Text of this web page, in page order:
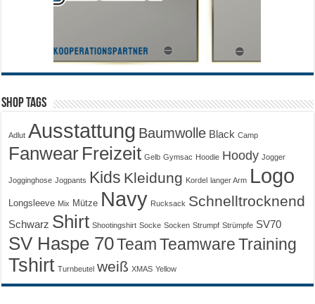
Shop Tags
Adlut Ausstattung Baumwolle Black Camp
Fanwear Freizeit Gelb Gymsac Hoodie Hoody Jogger
Jogginghose Jogpants Kids Kleidung Kordel langer Arm Logo
Longsleeve Mix Mütze Navy Rucksack Schnelltrocknend
Schwarz Shirt Shootingshirt Socke Socken Strumpf Strümpfe SV70
SV Haspe 70Team Teamware Training
Tshirt Turnbeutel weiß XMAS Yellow